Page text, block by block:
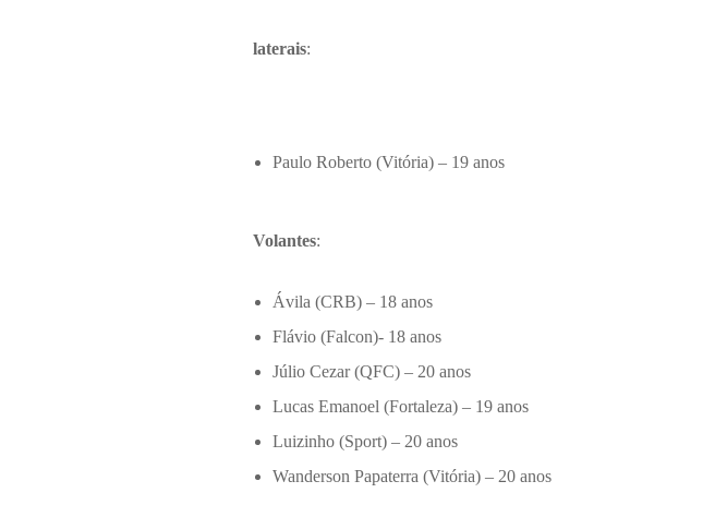
laterais:
Paulo Roberto (Vitória) – 19 anos
Volantes:
Ávila (CRB) – 18 anos
Flávio (Falcon)- 18 anos
Júlio Cezar (QFC) – 20 anos
Lucas Emanoel (Fortaleza) – 19 anos
Luizinho (Sport) – 20 anos
Wanderson Papaterra (Vitória) – 20 anos